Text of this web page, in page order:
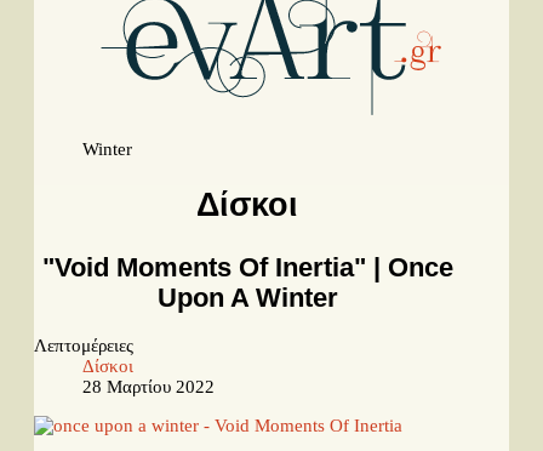
Ραπόρτο
Live & Συναυλίες
Παρουσιάσεις
Δίσκοι
Σειρές
Βιβλία
Video News
Καλλιτέχνες
Winter
Δίσκοι
"Void Moments Of Inertia" | Once
Upon A Winter
Λεπτομέρειες
Δίσκοι
28 Μαρτίου 2022